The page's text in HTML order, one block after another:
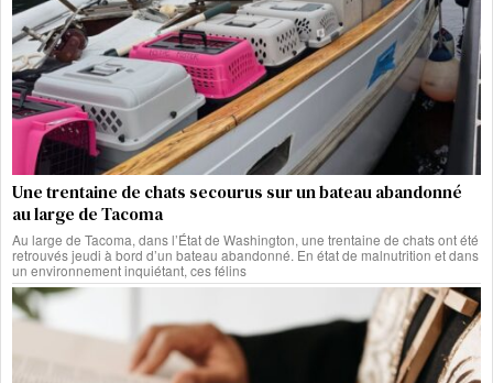
Une trentaine de chats secourus sur un bateau abandonné
au large de Tacoma
Au large de Tacoma, dans l’État de Washington, une trentaine de chats ont été
retrouvés jeudi à bord d’un bateau abandonné. En état de malnutrition et dans
un environnement inquiétant, ces félins